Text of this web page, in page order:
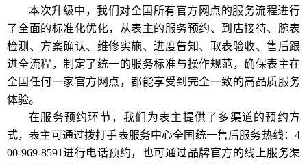
本次升级中，我们对全国所有官方网点的服务流程进行
了全面的标准化优化，从表主的服务预约、到店接待、腕表
检测、方案确认、维修实施、进度告知、取表验收、售后跟
进全流程，制定了统一的服务标准与操作规范，确保表主在
全国任何一家官方网点，都能享受到完全一致的高品质服务
体验。
在服务预约环节，我们为表主提供了多渠道的预约方
式，表主可通过拨打手表服务中心全国统一售后服务热线：4
00-969-8591进行电话预约，也可通过品牌官方的线上服务渠